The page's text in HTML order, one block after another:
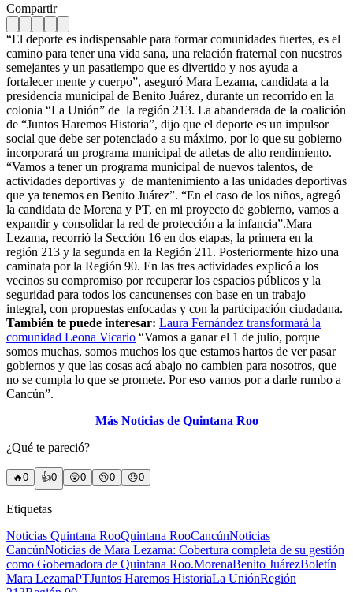
Compartir
“El deporte es indispensable para formar comunidades fuertes, es el
camino para tener una vida sana, una relación fraternal con nuestros
semejantes y un pasatiempo que es divertido y nos ayuda a
fortalecer mente y cuerpo”, aseguró Mara Lezama, candidata a la
presidencia municipal de Benito Juárez, durante un recorrido en la
colonia “La Unión” de la región 213. La abanderada de la coalición
de “Juntos Haremos Historia”, dijo que el deporte es un impulsor
social que debe ser potenciado a su máximo, por lo que su gobierno
incorporará un programa municipal de atletas de alto rendimiento.
“Vamos a tener un programa municipal de nuevos talentos, de
actividades deportivas y de mantenimiento a las unidades deportivas
que ya tenemos en Benito Juárez”. “En el caso de los niños, agregó
la candidata de Morena y PT, en mi proyecto de gobierno, vamos a
expandir y consolidar la red de protección a la infancia”.Mara
Lezama, recorrió la Sección 16 en dos etapas, la primera en la
región 213 y la segunda en la Región 211. Posteriormente hizo una
caminata por la Región 90. En las tres actividades explicó a los
vecinos su compromiso por recuperar los espacios públicos y la
seguridad para todos los cancunenses con base en un trabajo
integral, con propuestas enfocadas y con la participación ciudadana.
También te puede interesar: Laura Fernández transformará la
comunidad Leona Vicario “Vamos a ganar el 1 de julio, porque
somos muchas, somos muchos los que estamos hartos de ver pasar
gobiernos y que las cosas acá abajo no cambien para nosotros, que
no se cumpla lo que se promete. Por eso vamos por a darle rumbo a
Cancún”.
Más Noticias de Quintana Roo
¿Qué te pareció?
🔥0 👍0 😲0 😢0 😠0
Etiquetas
Noticias Quintana RooQuintana RooCancúnNoticias
CancúnNoticias de Mara Lezama: Cobertura completa de su gestión
como Gobernadora de Quintana Roo.MorenaBenito JuárezBoletín
Mara LezamaPTJuntos Haremos HistoriaLa UniónRegión